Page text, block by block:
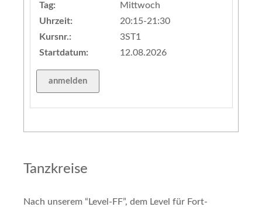
Tag:
Mittwoch
Uhrzeit:
20:15-21:30
Kursnr.:
3ST1
Startdatum:
12.08.2026
Tanzkreise
Nach unserem “Level-FF”, dem Level für Fort-